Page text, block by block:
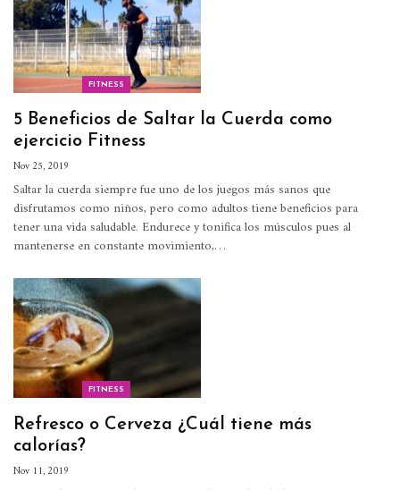
FITNESS
5 Beneficios de Saltar la Cuerda como
ejercicio Fitness
Nov 25, 2019
Saltar la cuerda siempre fue uno de los juegos más sanos que
disfrutamos como niños, pero como adultos tiene beneficios para
tener una vida saludable. Endurece y tonifica los músculos pues al
mantenerse en constante movimiento,…
FITNESS
Refresco o Cerveza ¿Cuál tiene más
calorías?
Nov 11, 2019